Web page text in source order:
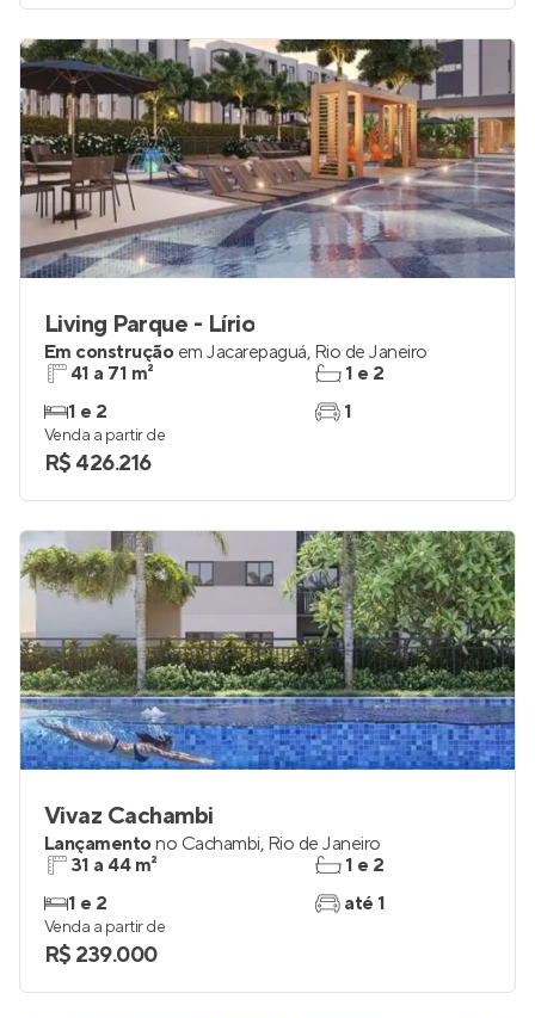
Living Parque - Lírio
Em construção em Jacarepaguá, Rio de Janeiro
41 a 71 m²
1 e 2
1 e 2
1
Venda a partir de
R$ 426.216
Vivaz Cachambi
Lançamentono Cachambi, Rio de Janeiro
31 a 44 m²
1 e 2
1 e 2
até 1
Venda a partir de
R$ 239.000